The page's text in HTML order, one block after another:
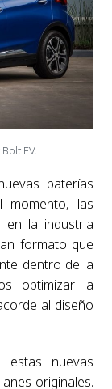
EV.
baterías
momento, las
en la industria
formato que
dentro de la
optimizar la
al diseño
nuevas
originales.